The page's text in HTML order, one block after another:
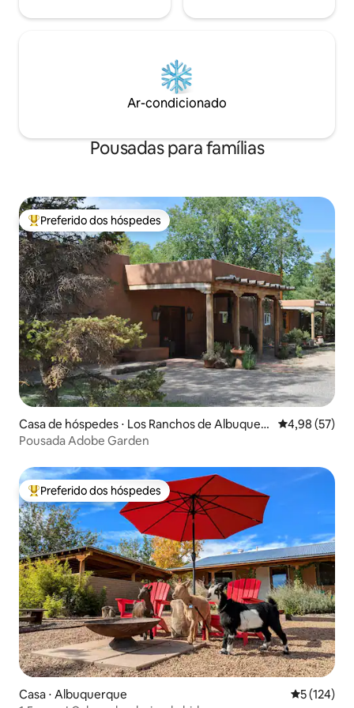
Ar-condicionado
Pousadas para famílias
Entre os melhores preferidos dos hóspedes
Preferido dos hóspedes
Casa de hóspedes ⋅ Los Ranchos de Albuquer
que
4,98 de uma
4,98 (57)
Pousada Adobe Garden
Entre os melhores preferidos dos hóspedes
Preferido dos hóspedes
Casa ⋅ Albuquerque 5 de uma
5 (124)